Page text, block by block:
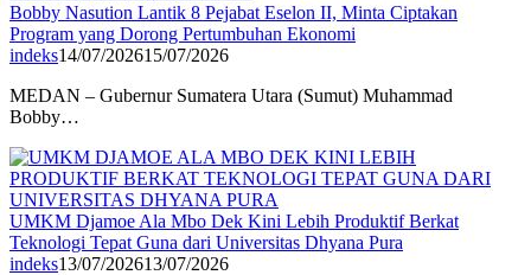
Bobby Nasution Lantik 8 Pejabat Eselon II, Minta Ciptakan
Program yang Dorong Pertumbuhan Ekonomi
indeks14/07/202615/07/2026
MEDAN – Gubernur Sumatera Utara (Sumut) Muhammad
Bobby…
UMKM Djamoe Ala Mbo Dek Kini Lebih Produktif Berkat
Teknologi Tepat Guna dari Universitas Dhyana Pura
indeks13/07/202613/07/2026